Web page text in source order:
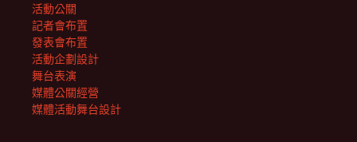
活動公關
記者會布置
發表會布置
活動企劃設計
舞台表演
媒體公關經營
媒體活動舞台設計